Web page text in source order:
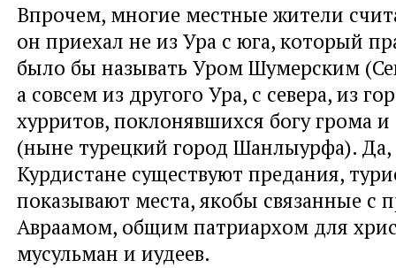
Впрочем, многие местные жители
он приехал не из Ура с юга, который
было бы называть Уром Шумерским
а совсем из другого Ура, с севера, из
хурритов, поклонявшихся богу грома
(ныне турецкий город Шанлыурфа). Да,
Курдистане существуют предания,
показывают места, якобы связанные с
Авраамом, общим патриархом для
мусульман и иудеев.